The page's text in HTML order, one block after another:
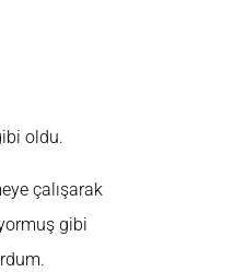
oldu.
çalışarak
gibi